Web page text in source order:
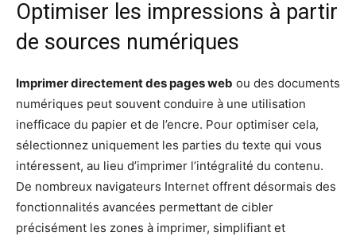
Optimiser les impressions à partir
de sources numériques
Imprimer directement des pages web ou des documents
numériques peut souvent conduire à une utilisation
inefficace du papier et de l’encre. Pour optimiser cela,
sélectionnez uniquement les parties du texte qui vous
intéressent, au lieu d’imprimer l’intégralité du contenu.
De nombreux navigateurs Internet offrent désormais des
fonctionnalités avancées permettant de cibler
précisément les zones à imprimer, simplifiant et